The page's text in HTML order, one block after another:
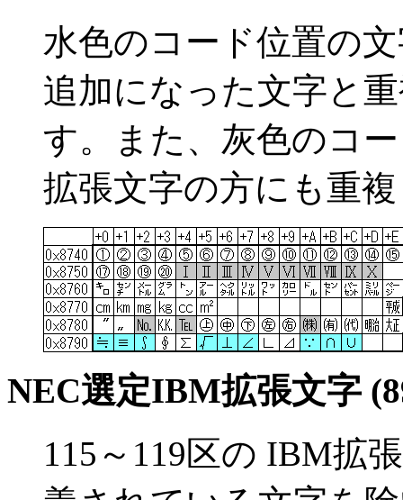
水色のコード位置の
追加になった文字と
す。また、灰色のコ
拡張文字の方にも重
NEC選定IBM拡張文字
115～119区の IBM拡